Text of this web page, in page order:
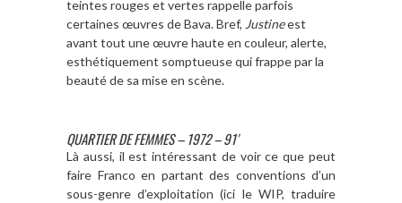
teintes rouges et vertes rappelle parfois
certaines œuvres de Bava. Bref, Justineest
avant tout une œuvre haute en couleur, alerte,
esthétiquement somptueuse qui frappe par la
beauté de sa mise en scène.
QUARTIER DE FEMMES – 1972 – 91′
Là aussi, il est intéressant de voir ce que peut
faire Franco en partant des conventions d’un
sous-genre d’exploitation (ici le WIP, traduire